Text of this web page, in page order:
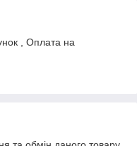
, Оплата на